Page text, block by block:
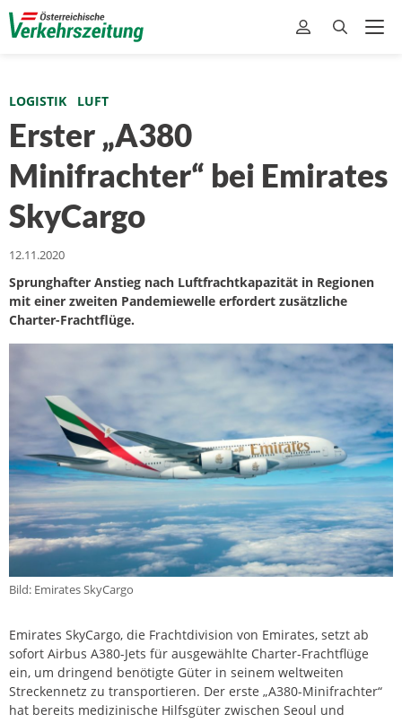
LOGISTIK LUFT
Erster „A380
Minifrachter“ bei Emirates
SkyCargo
12.11.2020
Sprunghafter Anstieg nach Luftfrachtkapazität in Regionen
mit einer zweiten Pandemiewelle erfordert zusätzliche
Charter-Frachtflüge.
Bild: Emirates SkyCargo
Emirates SkyCargo, die Frachtdivision von Emirates, setzt ab
sofort Airbus A380-Jets für ausgewählte Charter-Frachtflüge
ein, um dringend benötigte Güter in seinem weltweiten
Streckennetz zu transportieren. Der erste „A380-Minifrachter“
hat bereits medizinische Hilfsgüter zwischen Seoul und